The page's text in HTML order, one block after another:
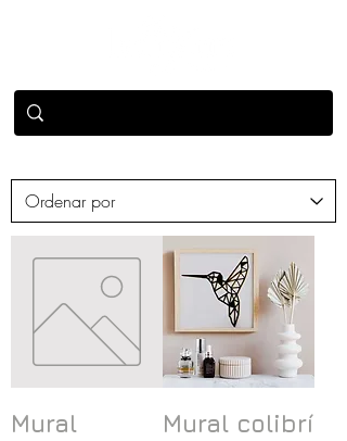
Mural
Mural colibrí